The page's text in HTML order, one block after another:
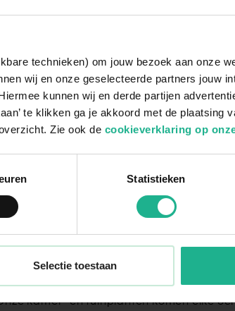
technieken) om jouw bezoek aan onze
wij en onze geselecteerde partners jouw
kunnen wij en derde partijen
te klikken ga je akkoord met de plaatsing
Zie ook de cookieverklaring op
Statistieken
Selectie toestaan
aandacht verpakt
1. Vers van de kweker
kamer- en tuinplanten komen elke